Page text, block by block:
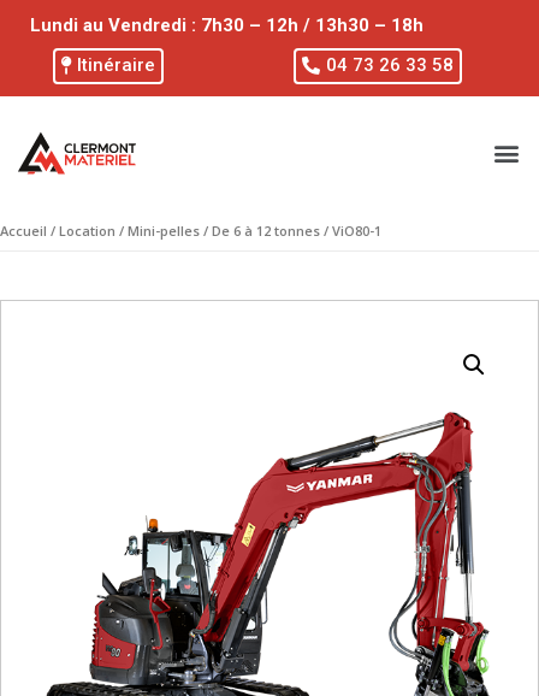
Lundi au Vendredi : 7h30 – 12h / 13h30 – 18h
Itinéraire
04 73 26 33 58
Accueil / Location / Mini-pelles / De 6 à 12 tonnes / ViO80-1